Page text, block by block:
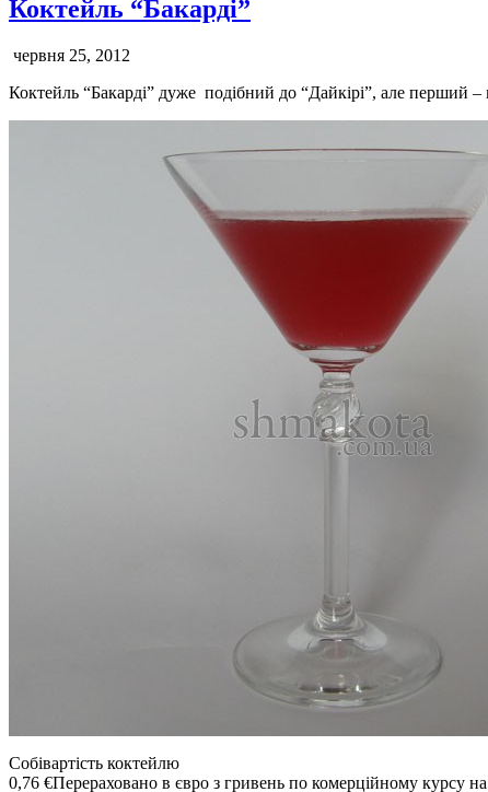
Коктейль “Бакарді”
червня 25, 2012
Коктейль “Бакарді” дуже подібний до “Дайкірі”, але перший
Собівартість коктейлю
0,76 €Перераховано в євро з гривень по комерційному курсу